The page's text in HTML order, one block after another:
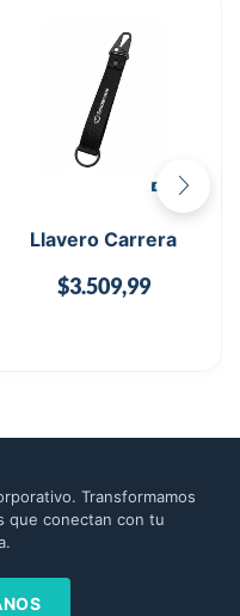
Llavero Carrera
$3.509,99
Transformamos
que conectan con tu